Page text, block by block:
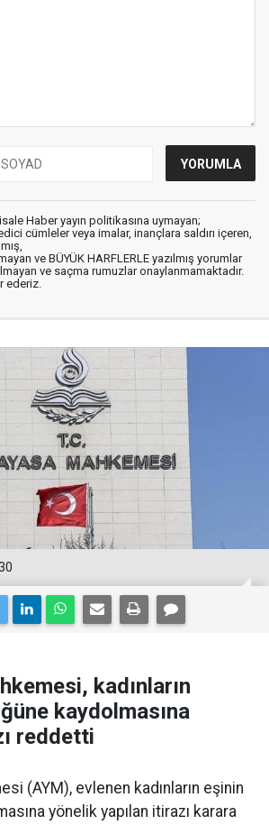
Haber yayın politikasına uymayan;
cümleler veya imalar, inançlara saldırı içeren,
ve BÜYÜK HARFLERLE yazılmış yorumlar
ve saçma rumuzlar onaylanmamaktadır.
ederiz.
kadınların
kaydolmasına
reddetti
(AYM), evlenen kadınların eşinin
yönelik yapılan itirazı karara